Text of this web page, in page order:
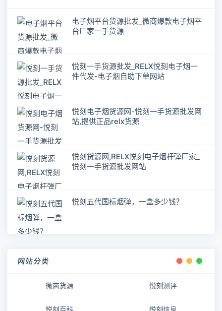
电子烟平台货源批发_微商爆款电子烟平
台厂家一手货源
悦刻一手货源批发_RELX悦刻电子烟一
件代发-电子烟自助下单网站
悦刻电子烟货源网-悦刻一手货源批发网
站,提供正品relx货源
悦刻货源网,RELX悦刻电子烟杆弹厂家_
悦刻一手货源批发网站
悦刻五代国标烟弹，一盒多少钱？
网站分类
微商货源 悦刻测评
悦刻百科 悦刻信息